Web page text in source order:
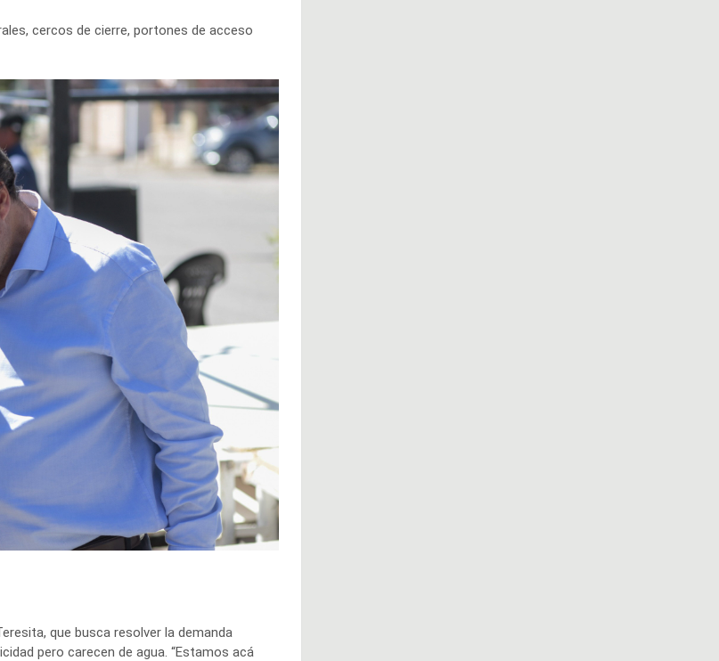
cercos de cierre, portones de acceso
que busca resolver la demanda
pero carecen de agua. “Estamos acá